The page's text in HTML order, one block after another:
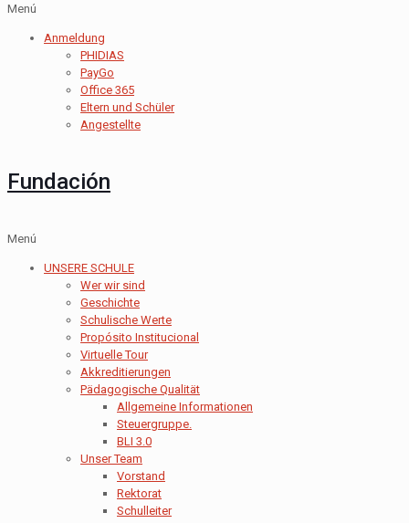
Menú
Anmeldung
PHIDIAS
PayGo
Office 365
Eltern und Schüler
Angestellte
Fundación
Menú
UNSERE SCHULE
Wer wir sind
Geschichte
Schulische Werte
Propósito Institucional
Virtuelle Tour
Akkreditierungen
Pädagogische Qualität
Allgemeine Informationen
Steuergruppe.
BLI 3.0
Unser Team
Vorstand
Rektorat
Schulleiter